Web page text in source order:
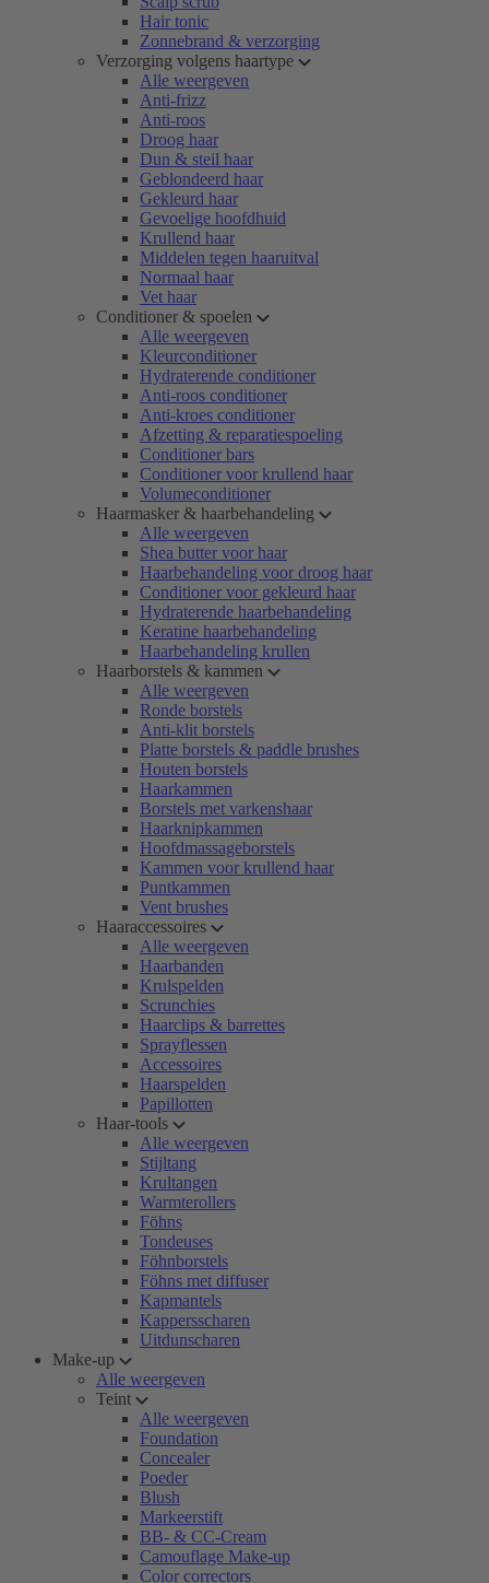
Hair tonic
Zonnebrand & verzorging
Verzorging volgens haartype
Alle weergeven
Anti-frizz
Anti-roos
Droog haar
Dun & steil haar
Geblondeerd haar
Gekleurd haar
Gevoelige hoofdhuid
Krullend haar
Middelen tegen haaruitval
Normaal haar
Vet haar
Conditioner & spoelen
Alle weergeven
Kleurconditioner
Hydraterende conditioner
Anti-roos conditioner
Anti-kroes conditioner
Afzetting & reparatiespoeling
Conditioner bars
Conditioner voor krullend haar
Volumeconditioner
Haarmasker & haarbehandeling
Alle weergeven
Shea butter voor haar
Haarbehandeling voor droog haar
Conditioner voor gekleurd haar
Hydraterende haarbehandeling
Keratine haarbehandeling
Haarbehandeling krullen
Haarborstels & kammen
Alle weergeven
Ronde borstels
Anti-klit borstels
Platte borstels & paddle brushes
Houten borstels
Haarkammen
Borstels met varkenshaar
Haarknipkammen
Hoofdmassageborstels
Kammen voor krullend haar
Puntkammen
Vent brushes
Haaraccessoires
Alle weergeven
Haarbanden
Krulspelden
Scrunchies
Haarclips & barrettes
Sprayflessen
Accessoires
Haarspelden
Papillotten
Haar-tools
Alle weergeven
Stijltang
Krultangen
Warmterollers
Föhns
Tondeuses
Föhnborstels
Föhns met diffuser
Kapmantels
Kappersscharen
Uitdunscharen
Make-up
Alle weergeven
Teint
Alle weergeven
Foundation
Concealer
Poeder
Blush
Markeerstift
BB- & CC-Cream
Camouflage Make-up
Color correctors